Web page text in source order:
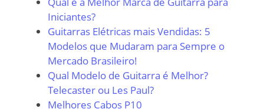
Iniciantes?
Guitarras Elétricas mais Vendidas: 5
Modelos que Mudaram para Sempre o
Mercado Brasileiro!
Qual Modelo de Guitarra é Melhor?
Telecaster ou Les Paul?
Melhores Cabos P10